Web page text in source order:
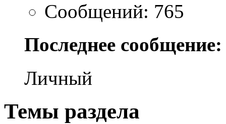
Сообщений: 765
Последнее сообщение:
Личный
Темы раздела